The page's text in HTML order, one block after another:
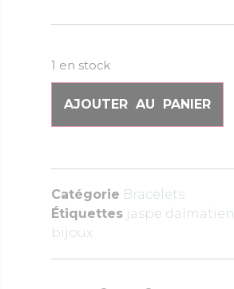
1 en stock
AJOUTER AU PANIER
Catégorie Bracelets
Étiquettes jaspe dalmatien
bijoux